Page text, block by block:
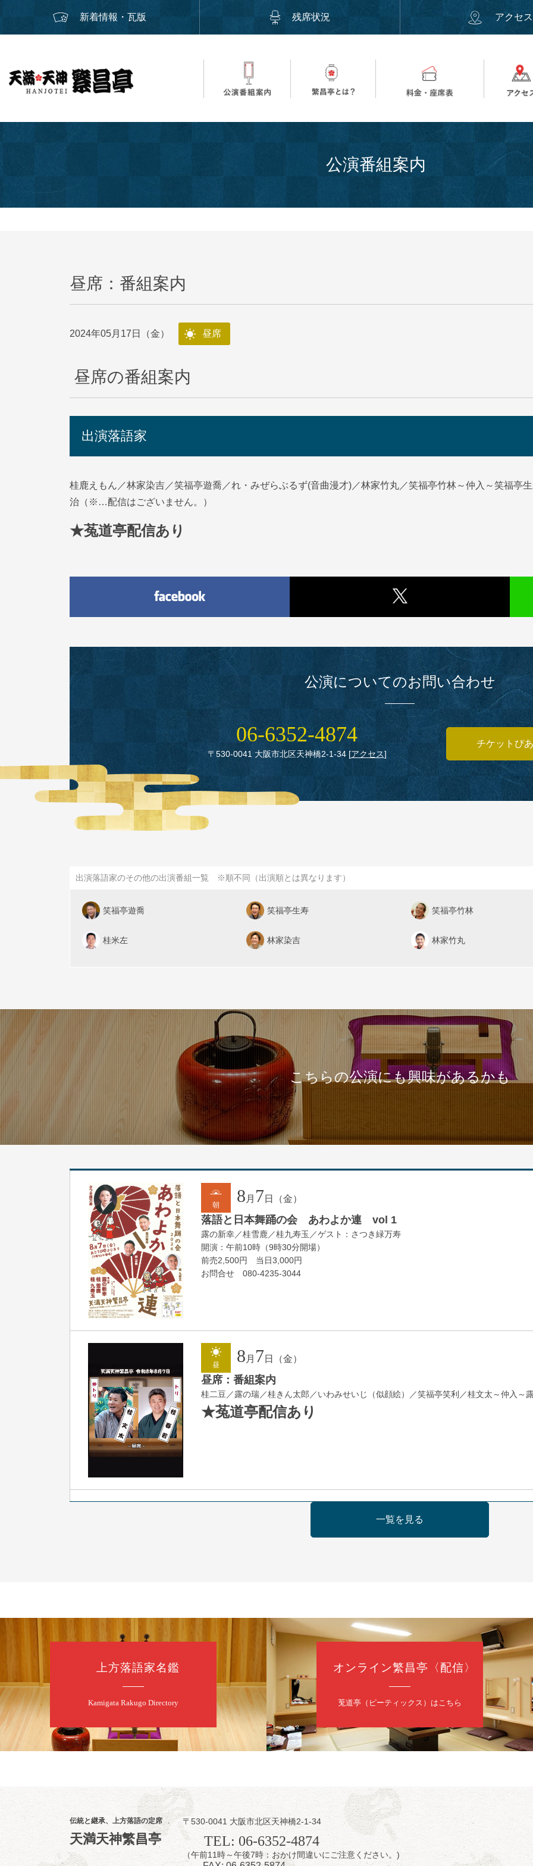
新着情報・瓦版 残席状況 アクセス
公演番組案内
昼席：番組案内
2024年05月17日（金） 昼席
昼席の番組案内
出演落語家
桂鹿えもん／林家染吉／笑福亭遊喬／れ・みぜらぶるず(音曲漫才)／林家竹丸／笑福亭竹林～仲入～笑福亭
治（※…配信はございません。）
★菟道亭配信あり
公演についてのお問い合わせ
06‑6352‑4874
〒530‑0041 大阪市北区天神橋2‑1‑34[アクセス]
チケットぴ
出演落語家のその他の出演番組一覧 ※順不同（出演順とは異なります）
笑福亭遊喬 笑福亭生寿 笑福亭竹林
桂米左 林家染吉 林家竹丸
こちらの公演にも興味があるかも
朝 8月 7日（金）
落語と日本舞踊の会 あわよか連 vol 1
露の新幸／桂雪鹿／桂九寿玉／ゲスト：さつき緑万寿
開演：午前10時（9時30分開場）
前売2,500円 当日3,000円
お問合せ 080-4235-3044
昼 8 月 7日（金）
昼席：番組案内
桂二豆／露の瑞／桂きん太郎／いわみせいじ（似顔絵）／笑福亭笑利／桂文太～仲入～
★菟道亭配信あり
噺家が落語と芝居をしてみる会
朝 8 日（土）
第2回 智之介・力造 二人会
笑福亭智之介「昭和任侠伝」「天王寺詣り」／桂力造「桃太郎」「本膳」／桂二豆「開
開演：午前10時（9時30分開場）
前売2,000円 当日 2,500円
お問合せ：智之介・力造 二人会事務局 090-7762-6268
昼席：番組案内
桂九寿玉／露の瑞／桂きん太郎／いわみせいじ（似顔絵）／桂米之助／桂文太～仲入～
★菟道亭配信あり
一覧を見る
上方落語家名鑑
Kamigata Rakugo Directory
オンライン繁昌亭〈配信〉
莵道亭（ピーティックス）はこちら
伝統と継承、上方落語の定席
天満天神繁昌亭
〒530-0041 大阪市北区天神橋2-1-34
TEL: 06-6352-4874
（午前11時～午後7時：おかけ間違いにご注意ください。)